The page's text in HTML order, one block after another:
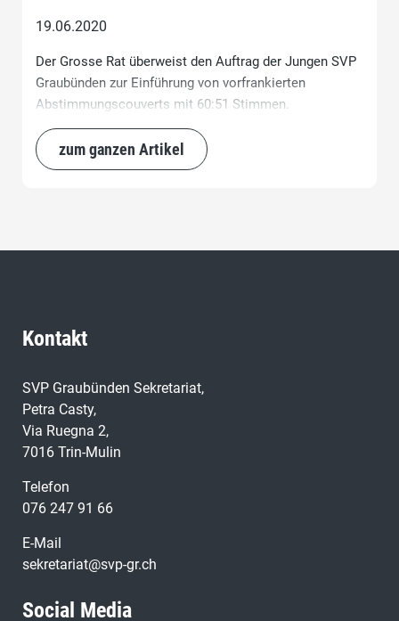
19.06.2020
Der Grosse Rat überweist den Auftrag der Jungen SVP
Graubünden zur Einführung von vorfrankierten
Abstimmungscouverts mit 60:51 Stimmen.
zum ganzen Artikel
Kontakt
SVP Graubünden Sekretariat,
Petra Casty,
Via Ruegna 2,
7016 Trin-Mulin
Telefon
076 247 91 66
E-Mail
sekretariat@svp-gr.ch
Social Media